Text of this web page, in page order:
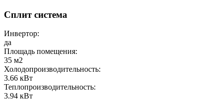
Сплит система
Инвертор:
да
Площадь помещения:
35 м2
Холодопроизводительность:
3.66 кВт
Теплопроизводительность:
3.94 кВт